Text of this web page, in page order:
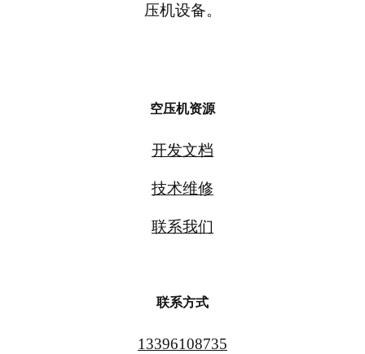
空压机资源
开发文档
技术维修
联系我们
联系方式
13396108735
压机设备。